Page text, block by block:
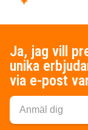
Ja, jag vill
unika
via e-post